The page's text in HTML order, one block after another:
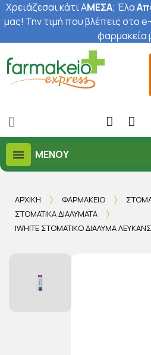
Χρειάζεσαι κάτι ΑΜΕΣΑ; Έλα
μας! Την τιμή που βλέπεις στο
φαρμακεία
ΜΕΝΟΎ
ΑΡΧΙΚΉ ΦΑΡΜΑΚΕΊΟ
ΣΤΟΜΑΤΙΚΆ ΔΙΑΛΎΜΑΤΑ
IWHITE ΣΤΟΜΑΤΙΚΌ ΔΙΆΛΥΜΑ